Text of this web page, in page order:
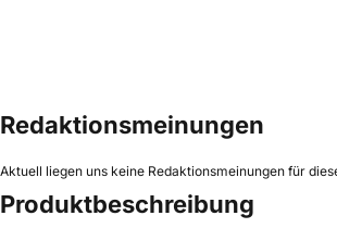
Redaktionsmeinungen
Aktuell liegen uns keine Redaktionsmeinungen für
Produktbeschreibung